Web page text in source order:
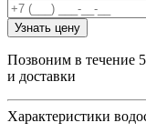
Узнать цену
Позвоним в течение
и доставки
Характеристики